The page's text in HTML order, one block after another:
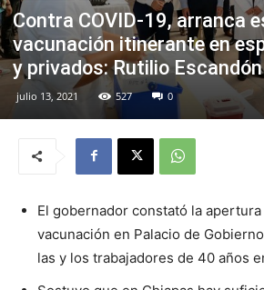
Contra COVID-19, arranca
vacunación itinerante en
y privados: Rutilio Escandón
julio 13, 2021 527 0
El gobernador constató la
vacunación en Palacio de
las y los trabajadores de 40 años